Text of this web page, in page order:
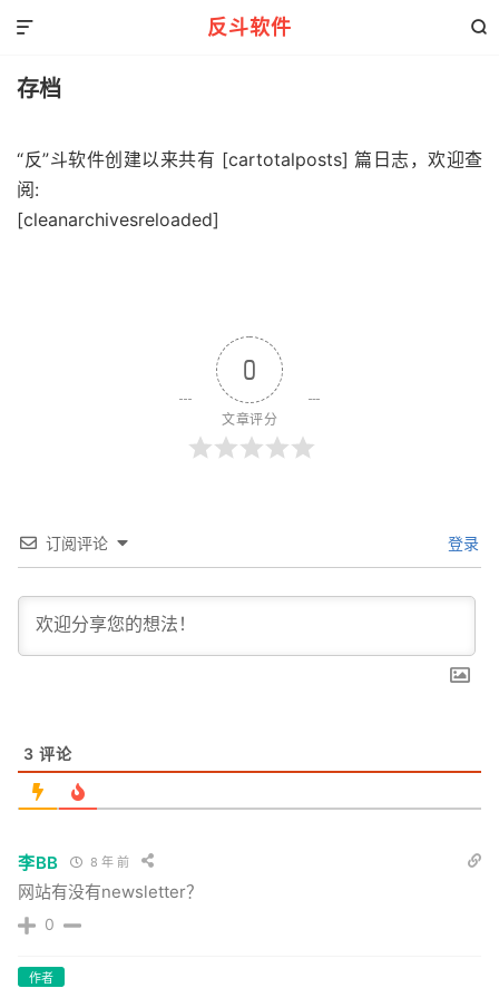
反斗软件 

存档
“反”斗软件创建以来共有 [cartotalposts] 篇日志，欢迎查
阅:
[cleanarchivesreloaded]
0
文章评分
订阅评论 登录
3 评论
李BB 8 年 前
网站有没有newsletter？
0
作者